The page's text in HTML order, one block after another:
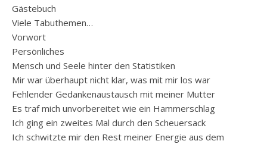
Gästebuch
Viele Tabuthemen…
Vorwort
Persönliches
Mensch und Seele hinter den Statistiken
Mir war überhaupt nicht klar, was mit mir los war
Fehlender Gedankenaustausch mit meiner Mutter
Es traf mich unvorbereitet wie ein Hammerschlag
Ich ging ein zweites Mal durch den Scheuersack
Ich schwitzte mir den Rest meiner Energie aus dem